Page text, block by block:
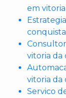
em
conquista
vitoria da
vitoria da
Servico